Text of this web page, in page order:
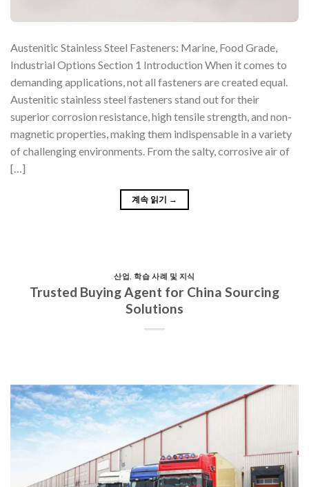
Austenitic Stainless Steel Fasteners: Marine, Food Grade,
Industrial Options Section 1 Introduction When it comes to
demanding applications, not all fasteners are created equal.
Austenitic stainless steel fasteners stand out for their
superior corrosion resistance, high tensile strength, and non-
magnetic properties, making them indispensable in a variety
of challenging environments. From the salty, corrosive air of
[…]
계속 읽기 →
산업 ,학습 사례 및 지식
Trusted Buying Agent for China Sourcing
Solutions